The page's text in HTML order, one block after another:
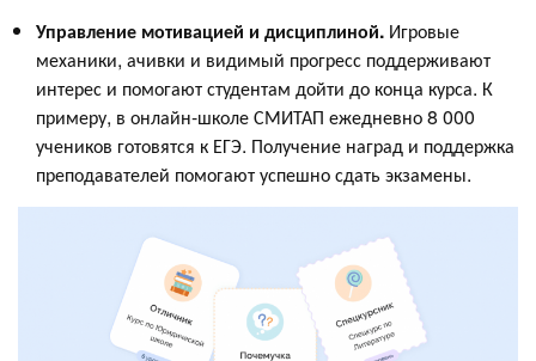
Управление мотивацией и дисциплиной. Игровые
механики, ачивки и видимый прогресс поддерживают
интерес и помогают студентам дойти до конца курса. К
примеру, в онлайн-школе СМИТАП ежедневно 8 000
учеников готовятся к ЕГЭ. Получение наград и поддержка
преподавателей помогают успешно сдать экзамены.